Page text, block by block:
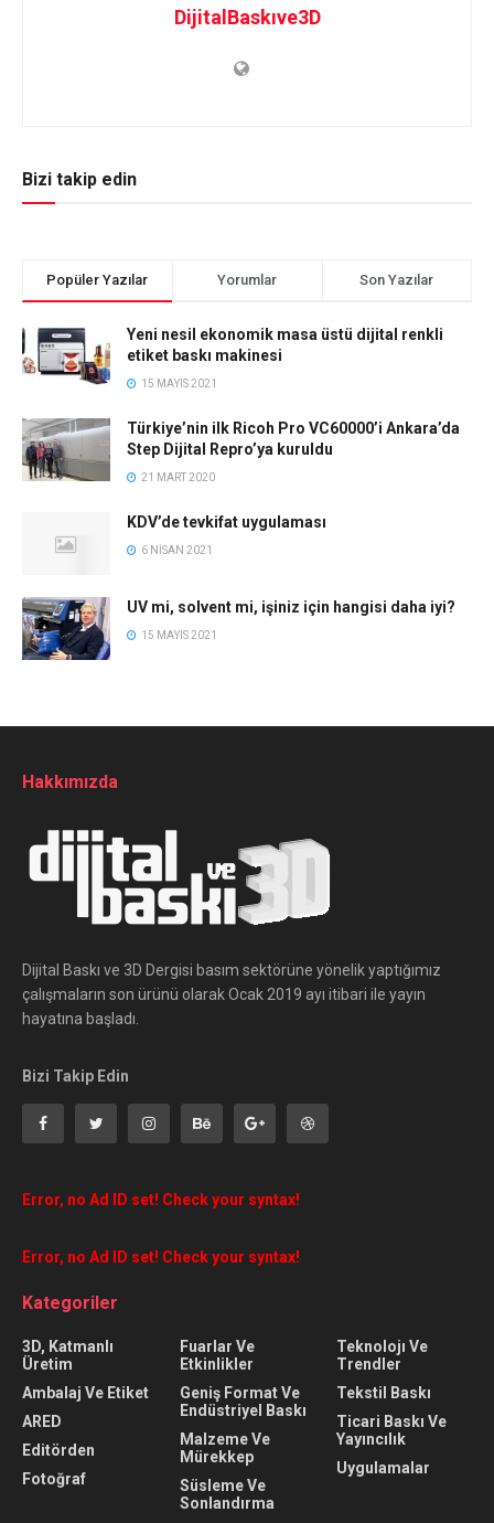
DijitalBaskıve3D
Bizi takip edin
Popüler Yazılar Yorumlar Son Yazılar
Yeni nesil ekonomik masa üstü dijital renkli
etiket baskı makinesi
15 MAYIS 2021
Türkiye’nin ilk Ricoh Pro VC60000’i Ankara’da
Step Dijital Repro’ya kuruldu
21 MART 2020
KDV’de tevkifat uygulaması
6 NISAN 2021
UV mi, solvent mi, işiniz için hangisi daha iyi?
15 MAYIS 2021
Hakkımızda
Dijital Baskı ve 3D Dergisi basım sektörüne yönelik yaptığımız
çalışmaların son ürünü olarak Ocak 2019 ayı itibari ile yayın
hayatına başladı.
Bizi Takip Edin
Error, no Ad ID set! Check your syntax!
Error, no Ad ID set! Check your syntax!
Kategoriler
3D, Katmanlı
Üretim
Ambalaj Ve Etiket
ARED
Editörden
Fotoğraf
Fuarlar Ve
Etkinlikler
Geniş Format Ve
Endüstriyel Baskı
Malzeme Ve
Mürekkep
Süsleme Ve
Sonlandırma
Teknolojı Ve
Trendler
Tekstil Baskı
Ticari Baskı Ve
Yayıncılık
Uygulamalar